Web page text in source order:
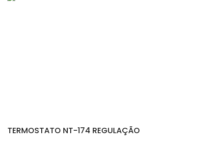
TERMOSTATO NT-174 REGULAÇÃO